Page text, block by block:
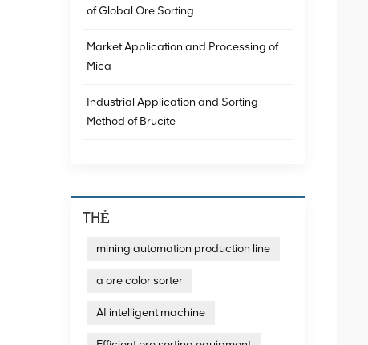
of Global Ore Sorting
Market Application and Processing of
Mica
Industrial Application and Sorting
Method of Brucite
THẺ
mining automation production line
a ore color sorter
AI intelligent machine